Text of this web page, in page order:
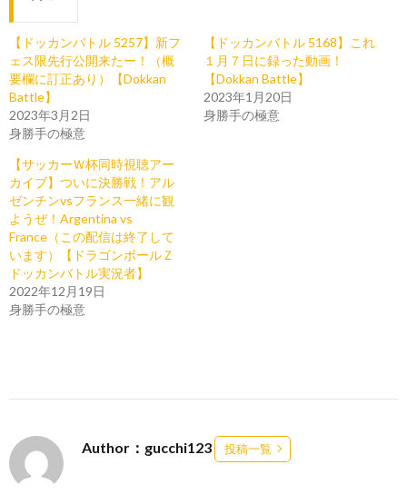
【ドッカンバトル 5257】新フ
ェス限先行公開来たー！（概
要欄に訂正あり）【Dokkan
Battle】
2023年3月2日
身勝手の極意
【ドッカンバトル 5168】これ
１月７日に録った動画！
【Dokkan Battle】
2023年1月20日
身勝手の極意
【サッカーＷ杯同時視聴アー
カイブ】ついに決勝戦！アル
ゼンチンvsフランス一緒に観
ようぜ！Argentina vs
France（この配信は終了して
います）【ドラゴンボールＺ
ドッカンバトル実況者】
2022年12月19日
身勝手の極意
Author：gucchi123 投稿一覧